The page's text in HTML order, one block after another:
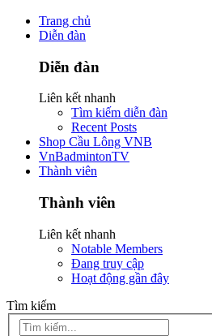
Trang chủ
Diễn đàn
Diễn đàn
Liên kết nhanh
Tìm kiếm diễn đàn
Recent Posts
Shop Cầu Lông VNB
VnBadmintonTV
Thành viên
Thành viên
Liên kết nhanh
Notable Members
Đang truy cập
Hoạt động gần đây
Tìm kiếm